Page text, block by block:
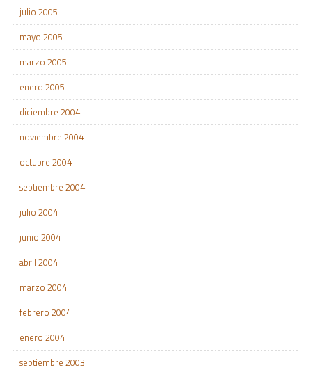
julio 2005
mayo 2005
marzo 2005
enero 2005
diciembre 2004
noviembre 2004
octubre 2004
septiembre 2004
julio 2004
junio 2004
abril 2004
marzo 2004
febrero 2004
enero 2004
septiembre 2003